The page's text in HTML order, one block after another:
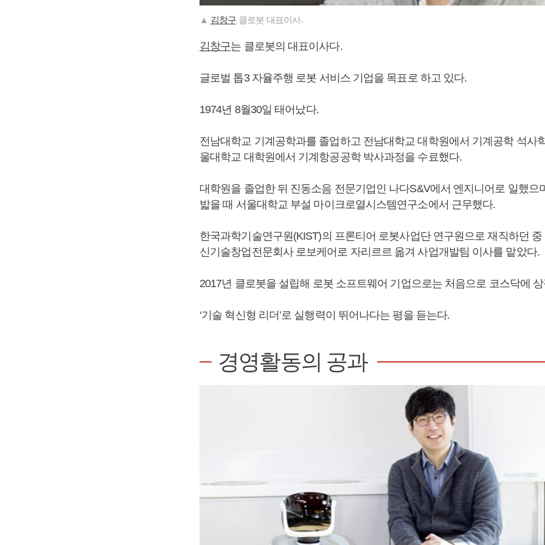
▲ 김창구 클로봇 대표이사.
김창구는 클로봇의 대표이사다.
글로벌 톱3 자율주행 로봇 서비스 기업을 목표로 하고 있다.
1974년 8월30일 태어났다.
전남대학교 기계공학과를 졸업하고 전남대학교 대학원에서 기계공학 석사
울대학교 대학원에서 기계항공공학 박사과정을 수료했다.
대학원을 졸업한 뒤 진동소음 전문기업인 나다S&V에서 엔지니어로 일했으
밟을 때 서울대학교 부설 마이크로열시스템연구소에서 근무했다.
한국과학기술연구원(KIST)의 프론티어 로봇사업단 연구원으로 재직하던 중
신기술창업전문회사 로보케어로 자리르르 옮겨 사업개발팀 이사를 맡았다.
2017년 클로봇을 설립해 로봇 소프트웨어 기업으로는 처음으로 코스닥에
‘기술 혁신형 리더’로 실행력이 뛰어나다는 평을 듣는다.
경영활동의 공과